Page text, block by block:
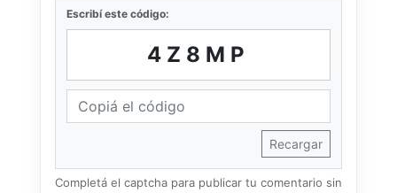
Escribí este código:
4Z8MP
Recargar
Completá el captcha para publicar tu comentario sin